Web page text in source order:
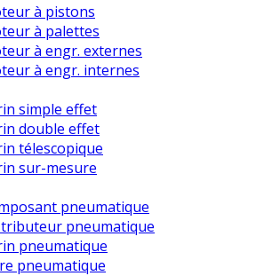
à pistons
à palettes
à engr. externes
à engr. internes
simple effet
double effet
télescopique
sur-mesure
pneumatique
pneumatique
pneumatique
pneumatique